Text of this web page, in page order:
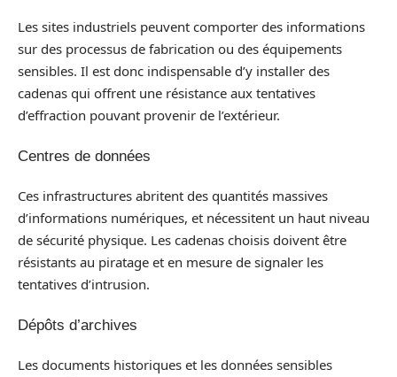
Les sites industriels peuvent comporter des informations
sur des processus de fabrication ou des équipements
sensibles. Il est donc indispensable d’y installer des
cadenas qui offrent une résistance aux tentatives
d’effraction pouvant provenir de l’extérieur.
Centres de données
Ces infrastructures abritent des quantités massives
d’informations numériques, et nécessitent un haut niveau
de sécurité physique. Les cadenas choisis doivent être
résistants au piratage et en mesure de signaler les
tentatives d’intrusion.
Dépôts d’archives
Les documents historiques et les données sensibles